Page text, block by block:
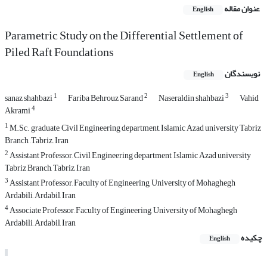
عنوان مقاله English
Parametric Study on the Differential Settlement of
Piled Raft Foundations
نویسندگان English
sanaz shahbazi1 Fariba Behrouz Sarand2 Naseraldin shahbazi3 Vahid
Akrami4
1M.Sc. graduate, Civil Engineering department, Islamic Azad university Tabriz
Branch, ,Tabriz,, Iran
2Assistant Professor, Civil Engineering department, Islamic Azad university
Tabriz Branch, Tabriz, Iran
3Assistant Professor, Faculty of Engineering, University of Mohaghegh
Ardabili, Ardabil, Iran
4Associate Professor, Faculty of Engineering, University of Mohaghegh
Ardabili, Ardabil, Iran
چکیده
English